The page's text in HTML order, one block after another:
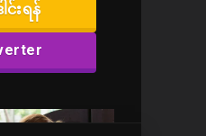
င်းရန်